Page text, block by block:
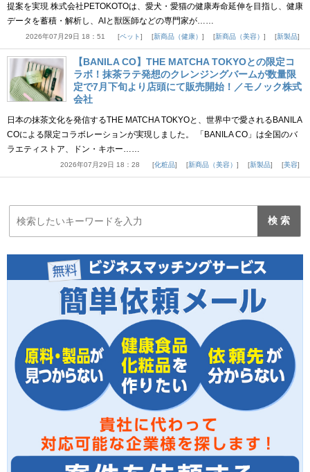
提案を実現 株式会社PETOKOTOは、愛犬・愛猫の健康寿命延伸を目指し、健康
データを蓄積・解析し、AIと獣医師などの専門家が……
2026年07月29日 18：51 ペット 新商品（健康） 新商品（美容） 新製品
【BANILA CO】THE MATCHA TOKYOとの限定コ
ラボ！抹茶ラテ発想のクレンジングバームが数量限
定で7月下旬より店頭にて販売開始！／モノック株式
会社
日本の抹茶文化を発信するTHE MATCHA TOKYOと、世界中で愛されるBANILA
COによる限定コラボレーションが実現しました。 「BANILA CO」は全国のバ
ラエティストア、ドン・キホー……
2026年07月29日 18：28 化粧品 新商品（美容） 新製品 美容